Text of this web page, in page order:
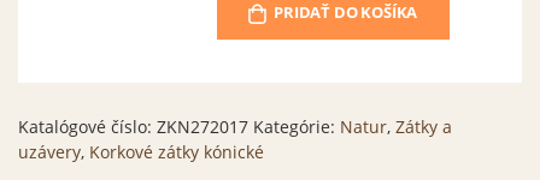
PRIDAŤ DO KOŠÍKA
Katalógové číslo: ZKN272017 Kategórie: Natur, Zátky a
uzávery, Korkové zátky kónické